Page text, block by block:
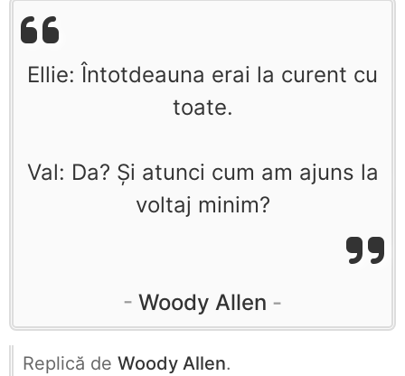
Ellie: Întotdeauna erai la curent cu
toate.
Val: Da? Şi atunci cum am ajuns la
voltaj minim?
Woody Allen
Replică de Woody Allen.